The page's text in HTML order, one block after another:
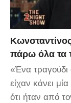
πάρω όλα τα
«Ένα τραγούδι
είχαν κάνει
ότι ήταν από